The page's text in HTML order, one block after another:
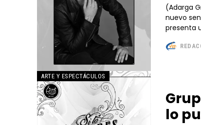
(Adarga Group -
nuevo
presenta
ARTE Y ESPECTÁCULOS
lo